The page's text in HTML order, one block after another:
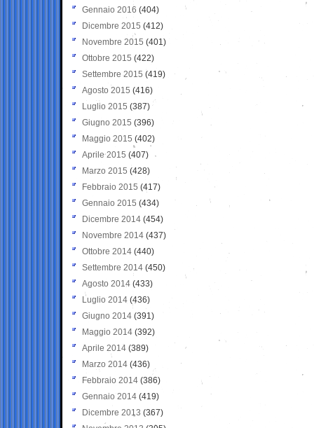
Gennaio 2016 (404)
Dicembre 2015 (412)
Novembre 2015 (401)
Ottobre 2015 (422)
Settembre 2015 (419)
Agosto 2015 (416)
Luglio 2015 (387)
Giugno 2015 (396)
Maggio 2015 (402)
Aprile 2015 (407)
Marzo 2015 (428)
Febbraio 2015 (417)
Gennaio 2015 (434)
Dicembre 2014 (454)
Novembre 2014 (437)
Ottobre 2014 (440)
Settembre 2014 (450)
Agosto 2014 (433)
Luglio 2014 (436)
Giugno 2014 (391)
Maggio 2014 (392)
Aprile 2014 (389)
Marzo 2014 (436)
Febbraio 2014 (386)
Gennaio 2014 (419)
Dicembre 2013 (367)